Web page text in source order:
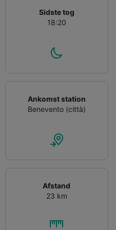
Sidste tog
18:20
Ankomst station
Benevento (città)
Afstand
23 km